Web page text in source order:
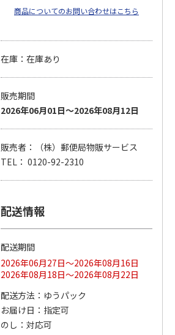
訳あり黄桃
3,200円
(送料・税込)
商品についてのお問い合わせはこちら
在庫：在庫あり
販売期間
2026年06月01日～2026年08月12日
販売者：（株）郵便局物販サービス
TEL： 0120-92-2310
配送情報
配送期間
2026年06月27日～2026年08月16日
2026年08月18日～2026年08月22日
配送方法
ゆうパック
お届け日
指定可
のし
対応可